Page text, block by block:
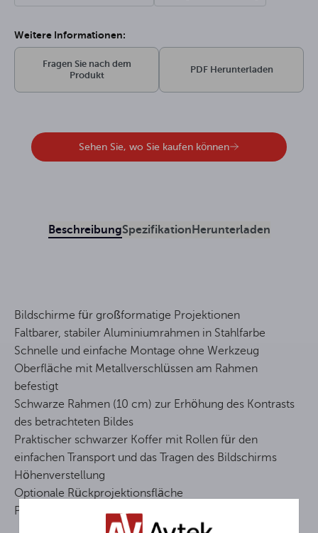
Weitere Informationen:
Fragen Sie nach dem
Produkt
PDF Herunterladen
Sehen Sie, wo Sie kaufen können
BeschreibungSpezifikation Herunterladen
Bildschirme für großformatige Projektionen
Faltbarer, stabiler Aluminiumrahmen in Stahlfarbe
Schnelle und einfache Montage ohne Werkzeug
Oberfläche mit Metallverschlüssen am Rahmen
befestigt
Schwarze Rahmen (10 cm) zur Erhöhung des Kontrasts
des betrachteten Bildes
Praktischer schwarzer Koffer mit Rollen für den
einfachen Transport und das Tragen des Bildschirms
Höhenverstellung
Optionale Rückprojektionsfläche
Produktgewicht mit Koffer – 40 kg